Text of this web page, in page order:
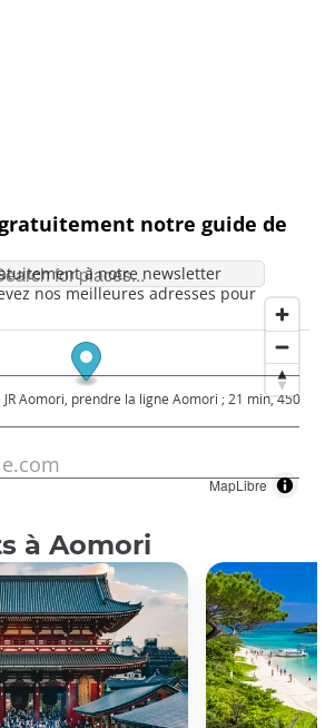
MapLibre
Aomori, prendre la ligne Aomori ; 21 min, 450
à Aomori